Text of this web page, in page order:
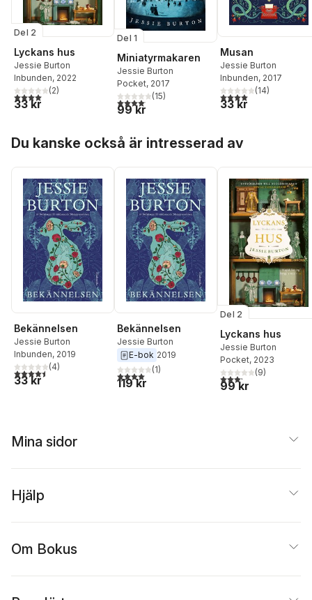
Del 2
Lyckans hus
Jessie Burton
Inbunden, 2022
4,0utav 5 stjärnor. Totalt antal röster:
(2)
33 kr
Del 1
Miniatyrmakaren
Jessie Burton
Pocket, 2017
4,1utav 5 stjärnor. Totalt antal röster:
(15)
99 kr
Musan
Jessie Burton
Inbunden, 2017
4,0utav 5 stjärnor.
(14)
33 kr
Du kanske också är intresserad av
Bekännelsen
Jessie Burton
Inbunden, 2019
4,5utav 5 stjärnor. Totalt antal röster:
(4)
33 kr
Bekännelsen
Jessie Burton
E-bok 2019
4,0utav 5 stjärnor. Totalt antal röster:
(1)
119 kr
Del 2
Lyckans hus
Jessie Burton
Pocket, 2023
3,2utav 5 stjärnor.
(9)
99 kr
Mina sidor
Hjälp
Om Bokus